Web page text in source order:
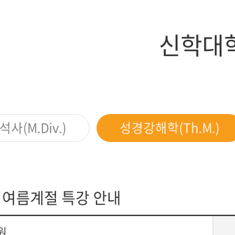
신학대
사(M.Div.) 성경강해학(Th.M.)
름계절 특강 안내